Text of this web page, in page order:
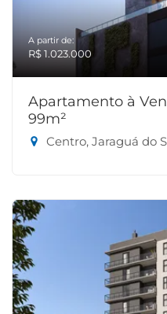
A partir de:
R$ 1.023.000
Apartamento à
99m²
Centro, Jaraguá do